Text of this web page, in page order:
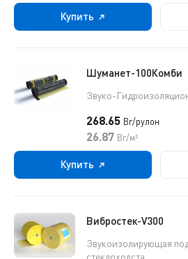
Купить
Шуманет-100Комби
Звуко-
268.65 Br/рулон
26.87 Br/м²
Купить
Вибростек-V300
Звукоизолирующая
стеклохолста